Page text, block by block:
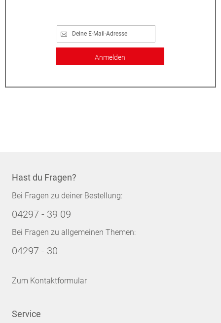
Anmelden
Hast du Fragen?
Bei Fragen zu deiner Bestellung:
04297 - 39 09
Bei Fragen zu allgemeinen Themen:
04297 - 30
Zum Kontaktformular
Service